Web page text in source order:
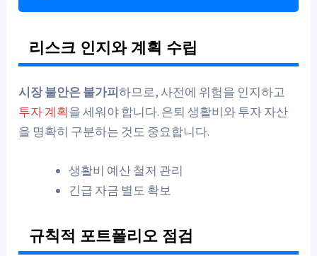
리스크 인지와 계획 수립
시장 불안은 불가피하므로, 사전에 위험을 인지하고
투자 계획을 세워야 합니다. 은퇴 생활비와 투자 자산
을 명확히 구분하는 것도 중요합니다.
생활비 예산 철저 관리
긴급 자금 별도 확보
규칙적 포트폴리오 점검